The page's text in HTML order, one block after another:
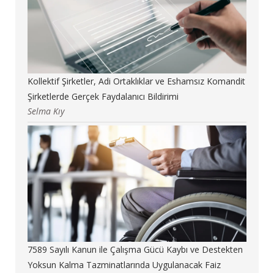
Kollektif Şirketler, Adi Ortaklıklar ve Eshamsız Komandit
Şirketlerde Gerçek Faydalanıcı Bildirimi
Selma Kıy
7589 Sayılı Kanun ile Çalışma Gücü Kaybı ve Destekten
Yoksun Kalma Tazminatlarında Uygulanacak Faiz